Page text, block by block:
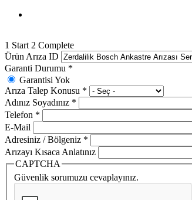
1 Start 2 Complete
Ürün Arıza ID
Garanti Durumu *
Garantisi Yok
Arıza Talep Konusu *
Adınız Soyadınız *
Telefon *
E-Mail
Adresiniz / Bölgeniz *
Arızayı Kısaca Anlatınız
CAPTCHA
Güvenlik sorumuzu cevaplayınız.